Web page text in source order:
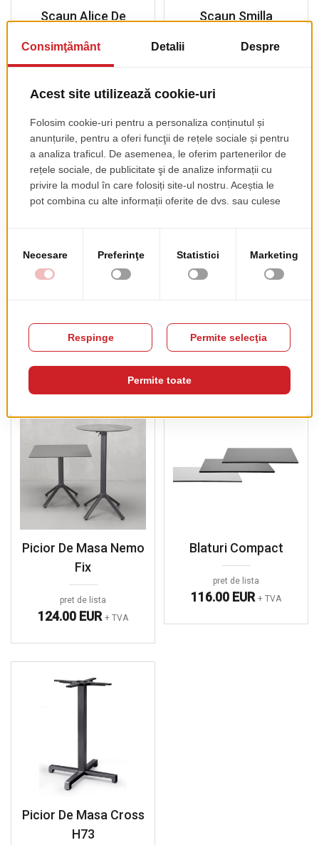
Scaun Alice De
pret de lista
Scaun Smilla
pret de lista
Scaun Babila 2720/A Scaun Kuadra 1271
PRODUSE COMPLEMENTARE
Picior De Masa Nemo
Fix
pret de lista
124.00 EUR + TVA
Blaturi Compact
pret de lista
116.00 EUR + TVA
Picior De Masa Cross
H73